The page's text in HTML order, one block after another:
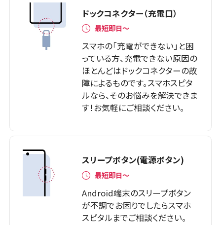
ドックコネクター（充電口）
最短即日～
スマホの「充電ができない」と困
っている方、充電できない原因の
ほとんどはドックコネクターの故
障によるものです。スマホスピタ
ルなら、そのお悩みを解決できま
す！お気軽にご相談ください。
スリープボタン(電源ボタン)
最短即日〜
Android端末のスリープボタン
が不調でお困りでしたらスマホ
スピタルまでご相談ください。